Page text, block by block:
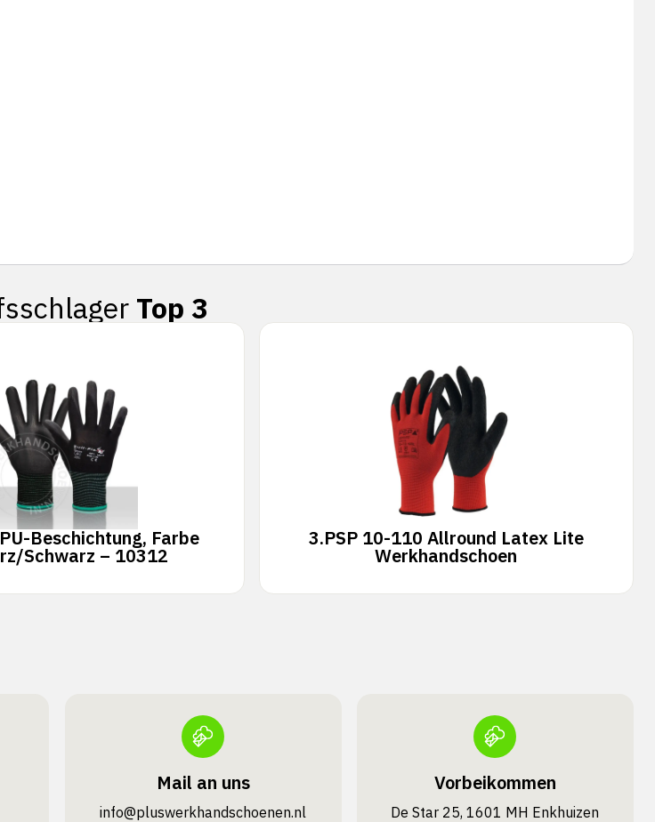
Top 3
Beschichtung, Farbe
Schwarz – 10312
3.PSP 10-110 Allround Latex Lite
Werkhandschoen
Mail an uns
info@pluswerk­handschoenen.nl
Vorbeikommen
De Star 25, 1601 MH Enkhuizen